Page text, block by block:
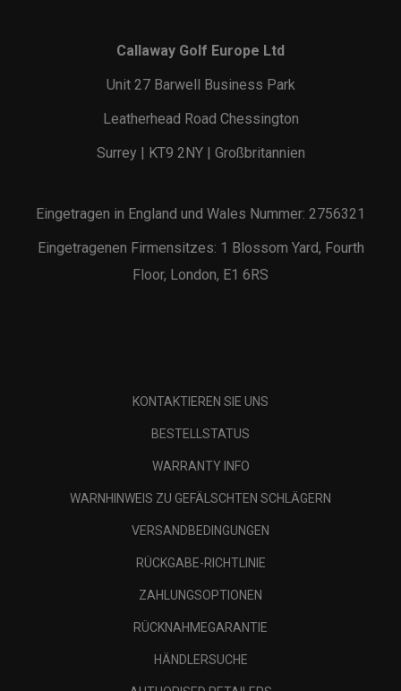
Callaway Golf Europe Ltd
Unit 27 Barwell Business Park
Leatherhead Road Chessington
Surrey | KT9 2NY | Großbritannien
Eingetragen in England und Wales Nummer: 2756321
Eingetragenen Firmensitzes: 1 Blossom Yard, Fourth
Floor, London, E1 6RS
KONTAKTIEREN SIE UNS
BESTELLSTATUS
WARRANTY INFO
WARNHINWEIS ZU GEFÄLSCHTEN SCHLÄGERN
VERSANDBEDINGUNGEN
RÜCKGABE-RICHTLINIE
ZAHLUNGSOPTIONEN
RÜCKNAHMEGARANTIE
HÄNDLERSUCHE